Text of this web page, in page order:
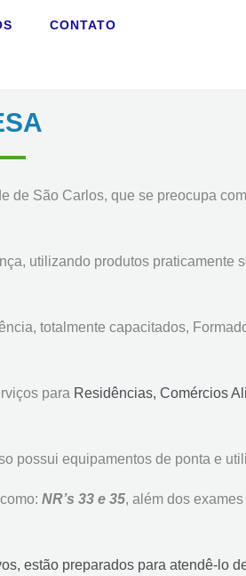
CONTATO
São Carlos, que se preocupa
utilizando produtos praticamente
totalmente capacitados,
para Residências, Comércios
possui equipamentos de ponta e
NR’s 33 e 35, além dos
estão preparados para atendê-lo